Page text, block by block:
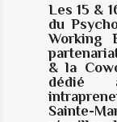
Les 15 &
du
Working
& la
dédié
Sainte-